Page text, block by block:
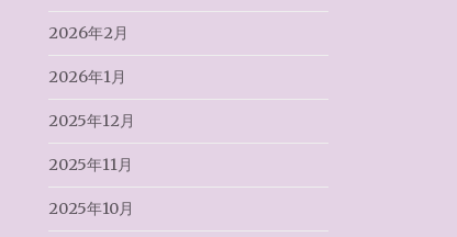
2026年2月
2026年1月
2025年12月
2025年11月
2025年10月